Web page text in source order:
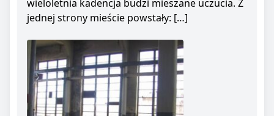
wieloletnia kadencja budzi mieszane uczucia. Z
jednej strony mieście powstały: […]